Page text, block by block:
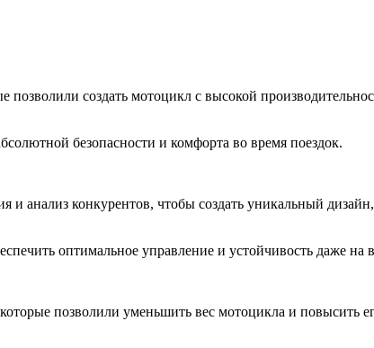
создать мотоцикл с высокой
безопасности и комфорта во время поездок.
анализ конкурентов, чтобы создать уникальный
оптимальное управление и устойчивость даже на
позволили уменьшить вес мотоцикла и повысить